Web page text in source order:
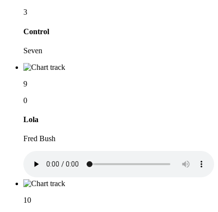
3
Control
Seven
9
0
Lola
Fred Bush
10